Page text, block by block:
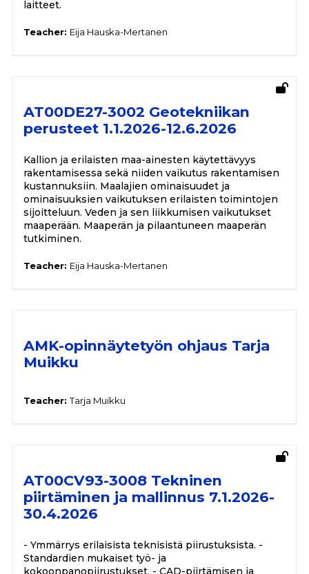
laitteet.
Teacher: Eija Hauska-Mertanen
AT00DE27-3002 Geotekniikan
perusteet 1.1.2026-12.6.2026
Kallion ja erilaisten maa-ainesten käytettävyys
rakentamisessa sekä niiden vaikutus rakentamisen
kustannuksiin. Maalajien ominaisuudet ja
ominaisuuksien vaikutuksen erilaisten toimintojen
sijoitteluun. Veden ja sen liikkumisen vaikutukset
maaperään. Maaperän ja pilaantuneen maaperän
tutkiminen.
Teacher: Eija Hauska-Mertanen
AMK-opinnäytetyön ohjaus Tarja
Muikku
Teacher:Tarja Muikku
AT00CV93-3008 Tekninen
piirtäminen ja mallinnus 7.1.2026-
30.4.2026
- Ymmärrys erilaisista teknisistä piirustuksista. -
Standardien mukaiset työ- ja
kokoonpanopiirustukset. - CAD-piirtämisen ja